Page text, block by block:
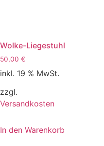
Wolke-Liegestuhl
50,00 €
inkl. 19 % MwSt.
zzgl.
Versandkosten
In den Warenkorb